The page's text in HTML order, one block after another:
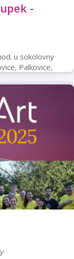
-
u sokolovny
Palkovice,
40 km,
rozhledna
musí
programu
počasí.
819 776